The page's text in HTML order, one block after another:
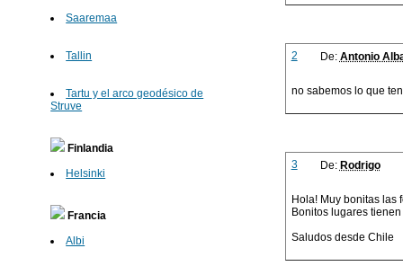
Saaremaa
Tallin
Tartu y el arco geodésico de
Struve
Finlandia
Helsinki
Francia
Albi
2 De: Antonio
no sabemos lo que
3 De: Rodrigo
Hola! Muy bonitas las
Bonitos lugares
Saludos desde Chile